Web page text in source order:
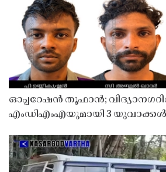
ഓപ്പറേഷൻ തൂഫാൻ;
എംഡിഎംഎയുമായി 3 യുവാക്കൾ